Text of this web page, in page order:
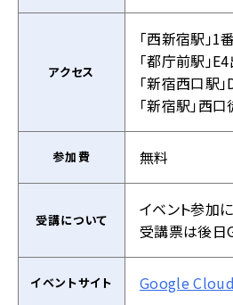
アクセス
「西新宿駅」
「都庁前駅」
「新宿西口駅
「新宿駅」西
参加費 無料
受講について
イベント参加
受講票は後日
イベントサイト Google